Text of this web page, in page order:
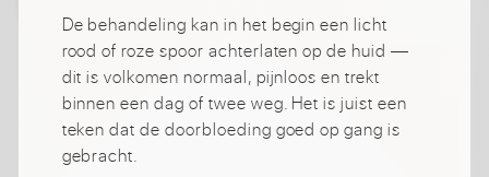
De behandeling kan in het begin een licht
rood of roze spoor achterlaten op de huid —
dit is volkomen normaal, pijnloos en trekt
binnen een dag of twee weg. Het is juist een
teken dat de doorbloeding goed op gang is
gebracht.